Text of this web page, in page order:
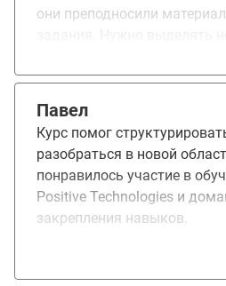
в проблему.
они преподносили
для студентов или более
Самое важное, что я для
больше учиться и никогда
Павел
Курс помог
разобраться в новой
понравилось участие в
Positive Technologies и
закрепления навыков.